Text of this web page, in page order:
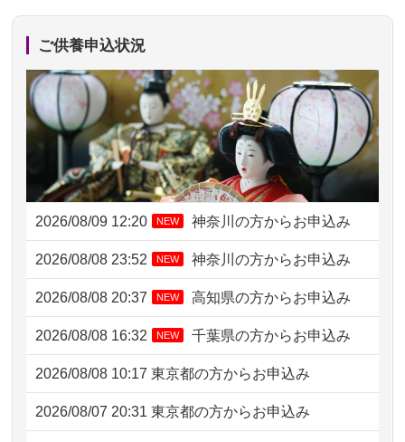
ご供養申込状況
2026/08/09 12:20 NEW 神奈川の方からお申込み
2026/08/08 23:52 NEW 神奈川の方からお申込み
2026/08/08 20:37 NEW 高知県の方からお申込み
2026/08/08 16:32 NEW 千葉県の方からお申込み
2026/08/08 10:17 東京都の方からお申込み
2026/08/07 20:31 東京都の方からお申込み